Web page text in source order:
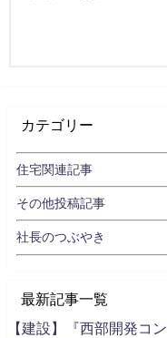
カテゴリー
住宅関連記事
その他投稿記事
社長のつぶやき
最新記事一覧
【建設】『西部開発コ